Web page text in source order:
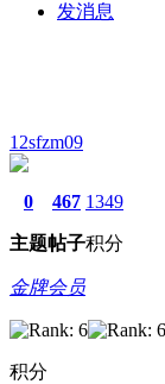
发消息
12sfzm09
0
主题
467
帖子
1349
积分
金牌会员
积分